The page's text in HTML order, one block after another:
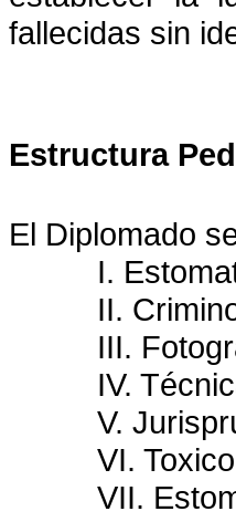
fallecidas sin
Estructura
El Diplomado
I.
II.
III.
IV.
V.
VI.
VII.